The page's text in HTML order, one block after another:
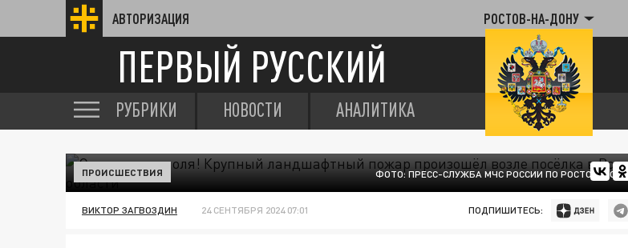
АВТОРИЗАЦИЯ РОСТОВ-НА-ДОНУ
ПЕРВЫЙ РУССКИЙ
РУБРИКИ НОВОСТИ АНАЛИТИКА
ФОТО: ПРЕСС-СЛУЖБА МЧС РОССИИ ПО РОСТОВСКОЙ
ПРОИСШЕСТВИЯ
ВИКТОР ЗАГВОЗДИН 24 СЕНТЯБРЯ 2024 07:01 ПОДПИШИТЕСЬ: